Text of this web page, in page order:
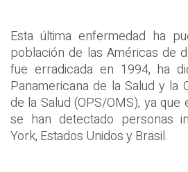
Esta última enfermedad ha
población de las Américas de
fue erradicada en 1994, ha
Panamericana de la Salud y la
de la Salud (OPS/OMS), ya
se han detectado personas
York, Estados Unidos y Brasil.